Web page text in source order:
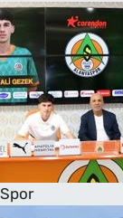
Spor